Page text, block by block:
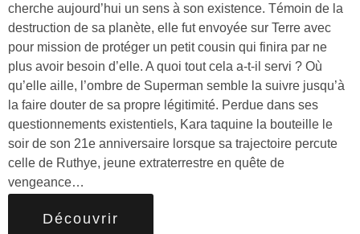
cherche aujourd’hui un sens à son existence. Témoin de la
destruction de sa planète, elle fut envoyée sur Terre avec
pour mission de protéger un petit cousin qui finira par ne
plus avoir besoin d’elle. A quoi tout cela a-t-il servi ? Où
qu’elle aille, l’ombre de Superman semble la suivre jusqu’à
la faire douter de sa propre légitimité. Perdue dans ses
questionnements existentiels, Kara taquine la bouteille le
soir de son 21e anniversaire lorsque sa trajectoire percute
celle de Ruthye, jeune extraterrestre en quête de
vengeance…
Découvrir